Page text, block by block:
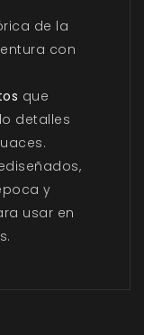
de la
con
que
detalles
y
usar en